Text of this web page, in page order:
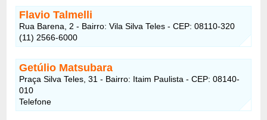
Flavio Talmelli
Rua Barena, 2 - Bairro: Vila Silva Teles - CEP: 08110-320
(11) 2566-6000
Getúlio Matsubara
Praça Silva Teles, 31 - Bairro: Itaim Paulista - CEP: 08140-
010
Telefone